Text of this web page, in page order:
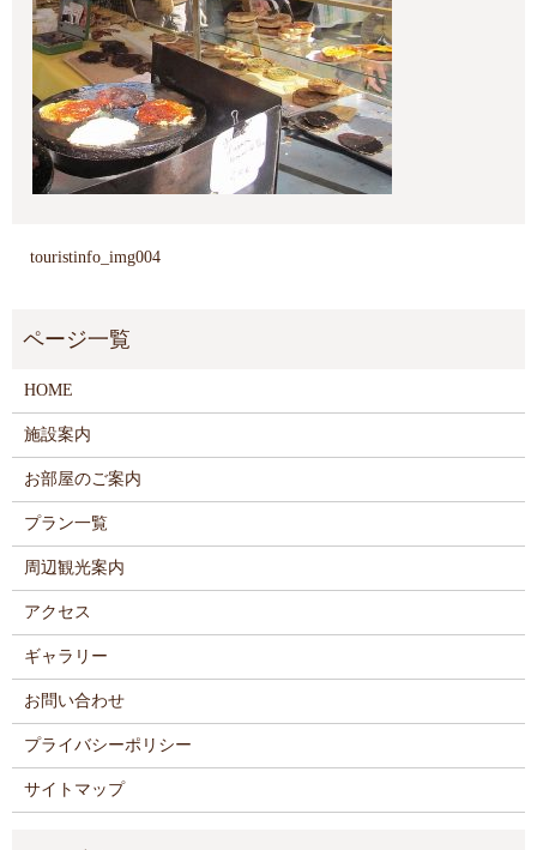
touristinfo_img004
HOME
施設案内
お部屋のご案内
プラン一覧
周辺観光案内
アクセス
ギャラリー
お問い合わせ
プライバシーポリシー
サイトマップ